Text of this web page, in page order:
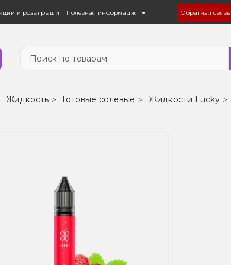
и розыгрыши Полезная информация Обратная связь
Жидкость Готовые солевые Жидкости Lucky